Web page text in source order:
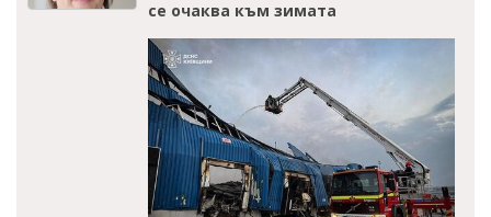
се очаква към зимата